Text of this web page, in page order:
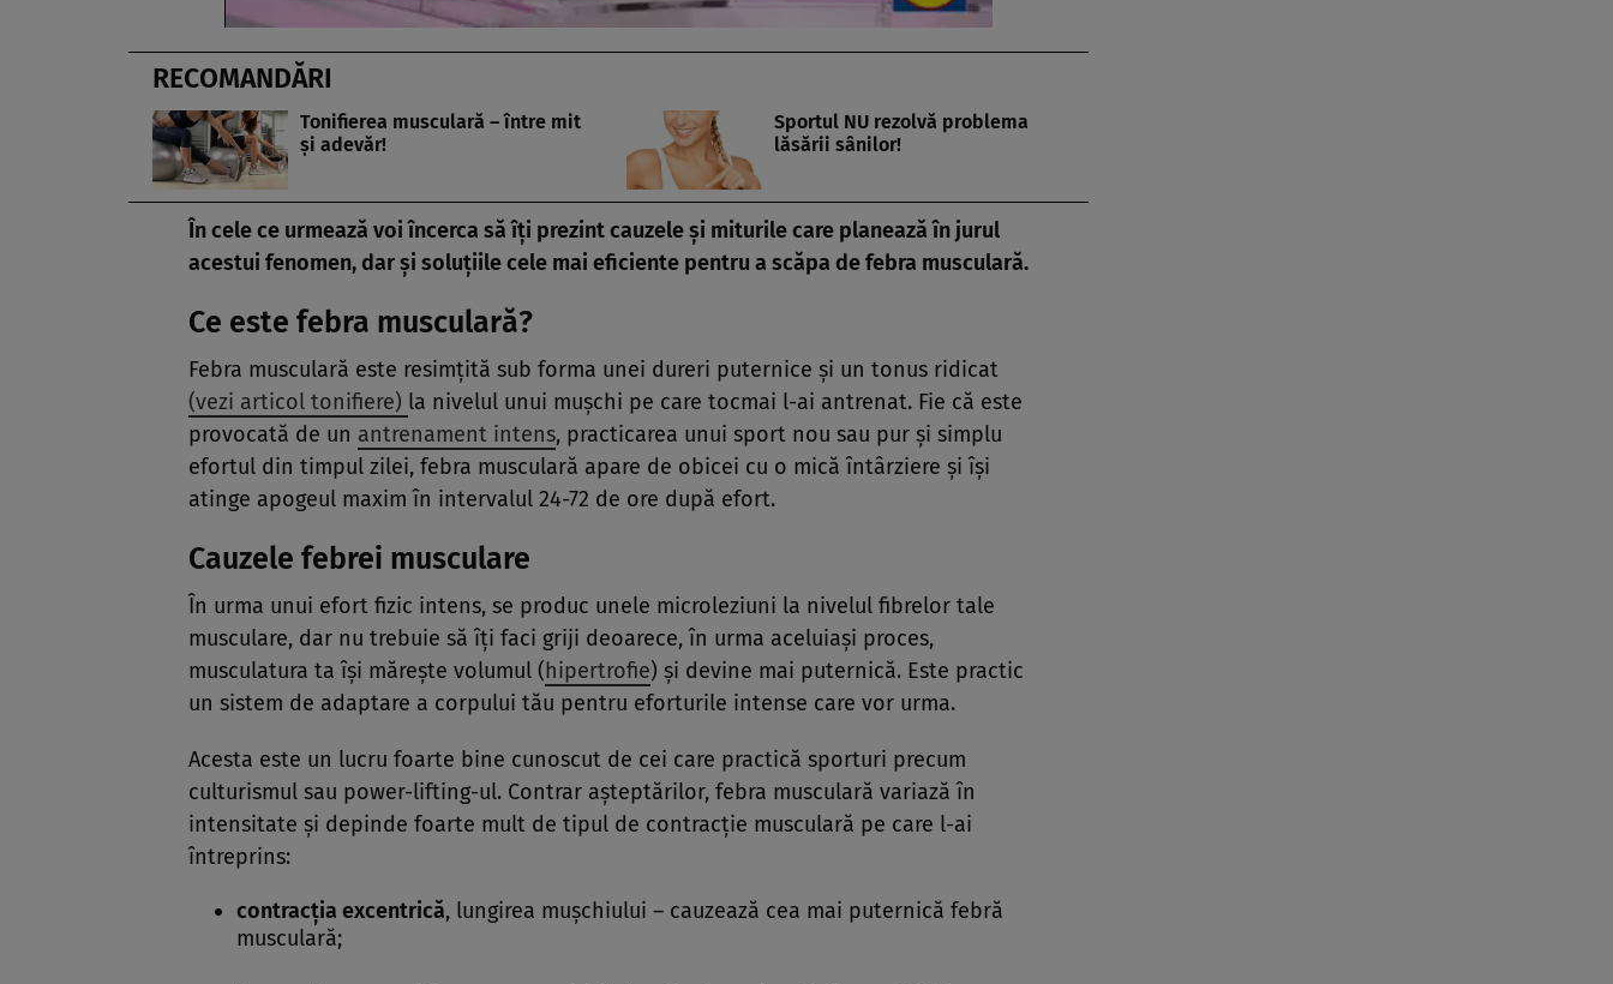
RECOMANDĂRI
Tonifierea musculară – între mit
şi adevăr!
Sportul NU rezolvă problema
lăsării sânilor!
În cele ce urmează voi încerca să îţi prezint cauzele şi miturile care planează în jurul
acestui fenomen, dar şi soluţiile cele mai eficiente pentru a scăpa de febra musculară.
Ce este febra musculară?
Febra musculară este resimţită sub forma unei dureri puternice şi un tonus ridicat
(vezi articol tonifiere) la nivelul unui muşchi pe care tocmai l-ai antrenat. Fie că este
provocată de un antrenament intens, practicarea unui sport nou sau pur şi simplu
efortul din timpul zilei, febra musculară apare de obicei cu o mică întârziere şi îşi
atinge apogeul maxim în intervalul 24-72 de ore după efort.
Cauzele febrei musculare
În urma unui efort fizic intens, se produc unele microleziuni la nivelul fibrelor tale
musculare, dar nu trebuie să îţi faci griji deoarece, în urma aceluiaşi proces,
musculatura ta îşi măreşte volumul (hipertrofie) şi devine mai puternică. Este practic
un sistem de adaptare a corpului tău pentru eforturile intense care vor urma.
Acesta este un lucru foarte bine cunoscut de cei care practică sporturi precum
culturismul sau power-lifting-ul. Contrar aşteptărilor, febra musculară variază în
intensitate şi depinde foarte mult de tipul de contracţie musculară pe care l-ai
întreprins:
contracţia excentrică, lungirea muşchiului – cauzează cea mai puternică febră
musculară;